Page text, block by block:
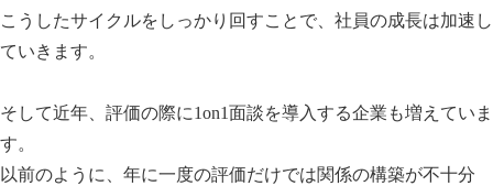
こうしたサイクルをしっかり回すことで、社員の成長は加速し
ていきます。
そして近年、評価の際に1on1面談を導入する企業も増えていま
す。
以前のように、年に一度の評価だけでは関係の構築が不十分